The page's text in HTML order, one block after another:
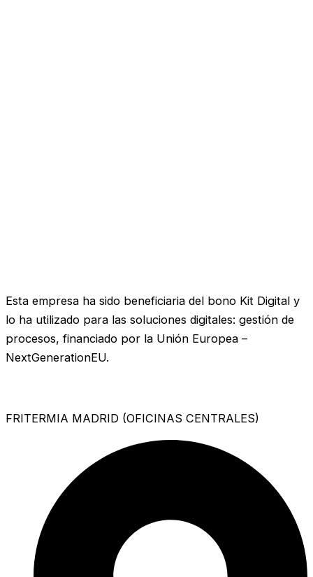
Esta empresa ha sido beneficiaria del bono Kit Digital y
lo ha utilizado para las soluciones digitales: gestión de
procesos, financiado por la Unión Europea –
NextGenerationEU.
FRITERMIA MADRID (OFICINAS CENTRALES)